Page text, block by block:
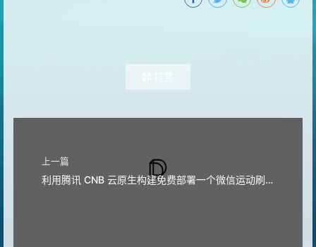
上一篇
利用腾讯 CNB 云原生构建免费部署一个微信运动刷步数的工具